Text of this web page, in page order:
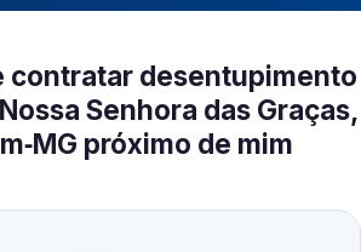
contratar desentupimento
Senhora das Graças,
próximo de mim